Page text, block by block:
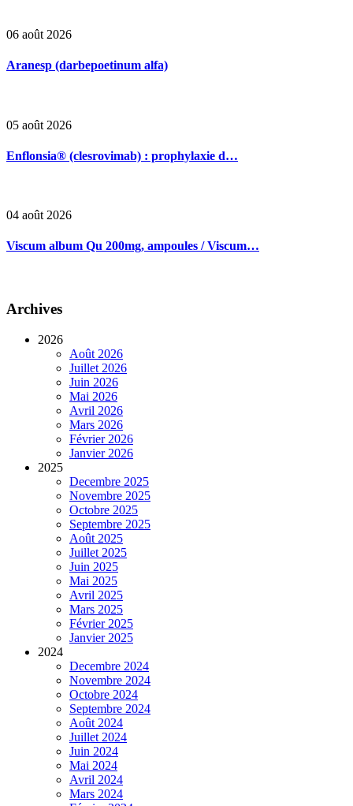
06 août 2026
Aranesp (darbepoetinum alfa)
05 août 2026
Enflonsia® (clesrovimab) : prophylaxie d…
04 août 2026
Viscum album Qu 200mg, ampoules / Viscum…
Archives
2026
Août 2026
Juillet 2026
Juin 2026
Mai 2026
Avril 2026
Mars 2026
Février 2026
Janvier 2026
2025
Decembre 2025
Novembre 2025
Octobre 2025
Septembre 2025
Août 2025
Juillet 2025
Juin 2025
Mai 2025
Avril 2025
Mars 2025
Février 2025
Janvier 2025
2024
Decembre 2024
Novembre 2024
Octobre 2024
Septembre 2024
Août 2024
Juillet 2024
Juin 2024
Mai 2024
Avril 2024
Mars 2024